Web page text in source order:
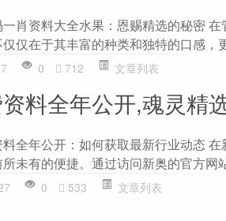
肖资料大全水果：恩赐精选的秘密
仅在于其丰富的种类和独特的口感，
0 712 文章列表
料全年公开,魂灵精
全年公开：如何获取最新行业动态
未有的便捷。通过访问新奥的官方网
0 533 文章列表